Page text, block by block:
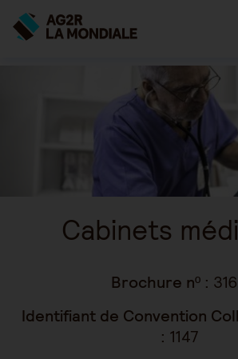
Cabinets
Brochure nº :
Identifiant de Convention
: 1147